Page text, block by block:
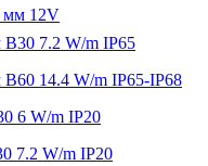
мм 12V
7.2 W/m IP65
14.4 W/m IP65-IP68
6 W/m IP20
7.2 W/m IP20